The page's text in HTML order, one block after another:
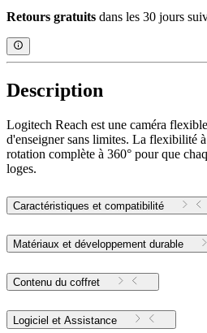
Retours gratuits dans les 30 jours
Description
Logitech Reach est une caméra
d'enseigner sans limites. La flexibilité
rotation complète à 360° pour que
loges.
Caractéristiques et compatibilité
Matériaux et développement durable
Contenu du coffret
Logiciel et Assistance